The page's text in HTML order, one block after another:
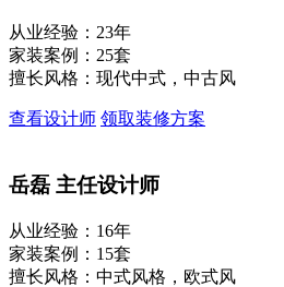
从业经验：23年
家装案例：25套
擅长风格：现代中式，中古风
查看设计师 领取装修方案
岳磊 主任设计师
从业经验：16年
家装案例：15套
擅长风格：中式风格，欧式风